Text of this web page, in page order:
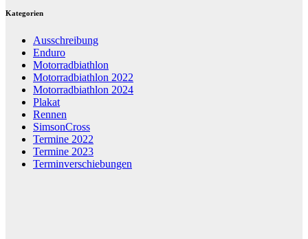
Kategorien
Ausschreibung
Enduro
Motorradbiathlon
Motorradbiathlon 2022
Motorradbiathlon 2024
Plakat
Rennen
SimsonCross
Termine 2022
Termine 2023
Terminverschiebungen